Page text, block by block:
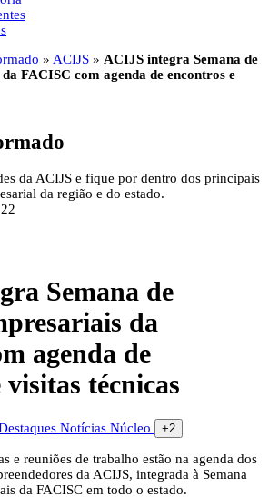
» ACIJS » ACIJS integra Semana de
FACISC com agenda de encontros e
da ACIJS e fique por dentro dos principais
da região e do estado.
Semana de
da
agenda de
visitas técnicas
Notícias Núcleo +2
e reuniões de trabalho estão na agenda dos
da ACIJS, integrada à Semana
da FACISC em todo o estado.